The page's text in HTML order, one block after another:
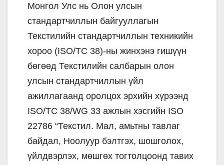
Монгол Улс нь Олон улсын
стандартчиллын байгууллагын
Текстилийн стандартчиллын техникийн
хороо (ISO/TC 38)-ны жинхэнэ гишүүн
бөгөөд Текстилийн салбарын олон
улсын стандартчиллын үйл
ажиллагаанд оролцох эрхийн хүрээнд
ISO/TC 38/WG 33 ажлын хэсгийн ISO
22786 “Текстил. Мал, амьтны тавлаг
байдал, Ноолуур бэлтгэх, шошголох,
үйлдвэрлэх, мөшгөх тогтолцоонд тавих